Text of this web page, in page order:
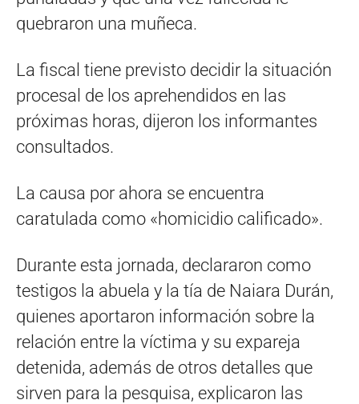
quebraron una muñeca.
La fiscal tiene previsto decidir la situación
procesal de los aprehendidos en las
próximas horas, dijeron los informantes
consultados.
La causa por ahora se encuentra
caratulada como «homicidio calificado».
Durante esta jornada, declararon como
testigos la abuela y la tía de Naiara Durán,
quienes aportaron información sobre la
relación entre la víctima y su expareja
detenida, además de otros detalles que
sirven para la pesquisa, explicaron las